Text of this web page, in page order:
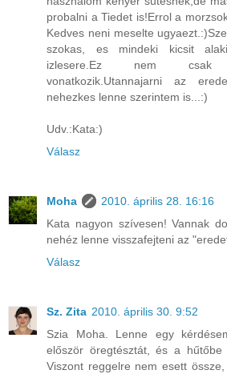
probalni a Tiedet is!Errol a
Kedves neni meselte
szokas, es mindeki kicsit
izlesere.Ez nem csak
vonatkozik.Utannajarni az
nehezkes lenne szerintem is...:)
Udv.:Kata:)
Válasz
Moha
2010. április 28. 16:16
Kata nagyon szívesen! Vannak
nehéz lenne visszafejteni az
Válasz
Sz. Zita 2010. április 30. 9:52
Szia Moha. Lenne egy
először öregtésztát, és a hűtőbe
Viszont reggelre nem esett